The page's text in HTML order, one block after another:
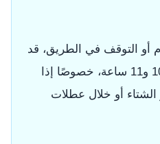
أو التوقف في الطريق، قد
تصبح المدة العملية بين 10 و11 ساعة، خصوصًا إذا
أو خلال عطلات